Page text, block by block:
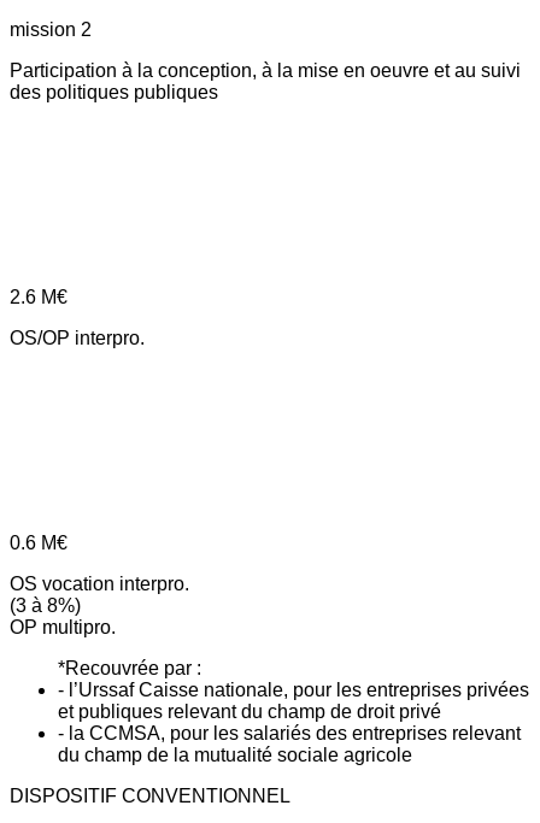
mission 2
Participation à la conception, à la mise en oeuvre et au suivi
des politiques publiques
2.6 M€
OS/OP interpro.
0.6 M€
OS vocation interpro.
(3 à 8%)
OP multipro.
*Recouvrée par :
- l’Urssaf Caisse nationale, pour les entreprises privées
et publiques relevant du champ de droit privé
- la CCMSA, pour les salariés des entreprises relevant
du champ de la mutualité sociale agricole
DISPOSITIF CONVENTIONNEL